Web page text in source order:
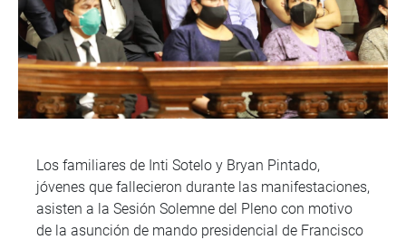
Los familiares de Inti Sotelo y Bryan Pintado,
jóvenes que fallecieron durante las manifestaciones,
asisten a la Sesión Solemne del Pleno con motivo
de la asunción de mando presidencial de Francisco